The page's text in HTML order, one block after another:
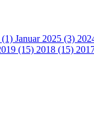
(1) Januar 2025 (3)
(15) 2018 (15)